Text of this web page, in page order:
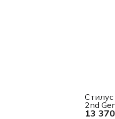
13
2nd
Apple